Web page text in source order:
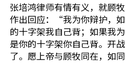
张培鸿律师有情有义，就顾
作出回应：“我为你辩护，
的十字架我自己背；如果我
是你的十字架你自己背。开
了。愿上帝与顾牧同在，如